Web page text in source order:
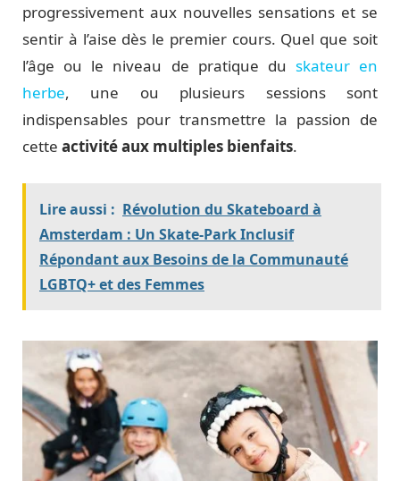
progressivement aux nouvelles sensations et se
sentir à l’aise dès le premier cours. Quel que soit
l’âge ou le niveau de pratique du skateur en
herbe, une ou plusieurs sessions sont
indispensables pour transmettre la passion de
cette activité aux multiples bienfaits.
Lire aussi : Révolution du Skateboard à
Amsterdam : Un Skate-Park Inclusif
Répondant aux Besoins de la Communauté
LGBTQ+ et des Femmes